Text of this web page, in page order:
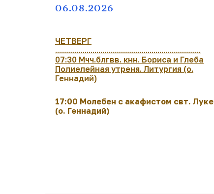
06.08.2026
ЧЕТВЕРГ
..........................................................................
07:30 Мчч.блгвв. кнн. Бориса и Глеба
Полиелейная утреня. Литургия (о.
Геннадий)
17:00 Молебен с акафистом свт. Луке
(о. Геннадий)